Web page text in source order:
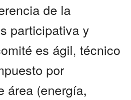
de la
participativa y
es ágil, técnico
por
área (energía,